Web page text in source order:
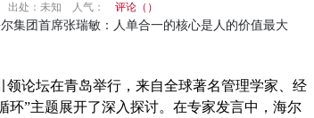
出处：未知 人气： 评论（ ）
集团首席张瑞敏：人单合一的核心是人的价值最大
论坛在青岛举行，来自全球著名管理学家、经
环”主题展开了深入探讨。在专家发言中，海尔